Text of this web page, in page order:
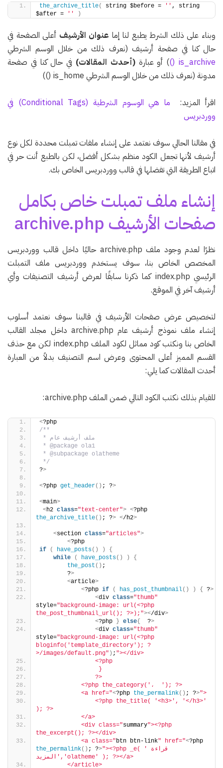
the_archive_title( string $before = '' , string
$after =
'' )
وبناء على ذلك الشرط يطبع لنا إما عنوان الأرشيف أعلى الصفحة في
حال كنا في صفحة أرشيف (نعرف ذلك من خلال الوسم الشرطي
is_archive ()
) أو عبارة(أحدث المقالات) في حال كنا في صفحة
مدونة (نعرف ذلك من خلال الوسم الشرطي is_home ())
اقرأ المزيد:
ما هي الوسوم الشرطية (Conditional Tags) في
ووردبريس
في مقالنا الحالي سوف نعتمد على إنشاء ملفات تمبلت محددة لكل نوع
أرشيف لأنها تجعل الكود منظم بشكل أفضل، لكن بالطبع أنت حر في
اتباع الطريقة التي تفضلها في قالب ووردبريس الخاص بك.
إنشاء ملف تمبلت خاص بكامل
صفحات الأرشيف archive.php
نظرًا لعدم وجود ملف archive.php حاليًا داخل قالب ووردبريس
المخصص الخاص بنا، سوف يستخدم ووردبريس ملف التمبلت
الرئيسي index.php كما ذكرنا سابقًا لعرض أرشيف التصنيفات وأي
أرشيف آخر في الموقع.
لتخصيص عرض صفحات الأرشيف في قالبنا سوف نعتمد أسلوب
إنشاء ملف نموذج أرشيف عام archive.php داخل مجلد القالب
الخاص بنا ونكتب كود مماثل لكود الملف index.php لكن مع حذف
القسم المميز أعلى المحتوى وعرض اسم التصنيف بدلاً من العبارة
أحدث المقالات كما يلي:
للقيام بذلك نكتب الكود التالي ضمن الملف archive.php:
<?php
/**
* @package ola1
* @subpackage olatheme
*/
?>
<?php get_header() ; ?>
<main>
<h2 class="text-center"> <
the_archive_title() ; ?> </h2>
<section class="articles">
<?php
if
( have_posts() )
{
while
( have_posts() )
{
the_post () ;
        ?
>
<article>
<?php if ( has_post_thumbnail() ) { ?>
<div class="thumb"
style="background-image: url(<?php
the_post_thumbnail_url(); ?>);"></div>
<?php } else{
  ?
>
<div class="thumb"
style="background-image: url(<?php
bloginfo('template_directory'); ?
>/images/default.png" ) ; "></div>
                <?php
                 }
                ?>
            <?php the_category('،  '); ?>
            <a href="
<?php the_permalink() ; ?>">
                <?php the_title( '<h3>', '</h3>'
); ?>
            </a>
            <div class="
summary"><?php
the_excerpt(); ?></div>
            <a class="
btn btn-link" href="<
the_permalink() ; ?>"><?php _e( 'قراءة
المزيد','olatheme' ); ?></a>
        </article>